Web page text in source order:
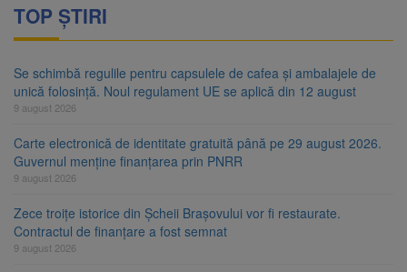
TOP ȘTIRI
Se schimbă regulile pentru capsulele de cafea și ambalajele de
unică folosință. Noul regulament UE se aplică din 12 august
9 august 2026
Carte electronică de identitate gratuită până pe 29 august 2026.
Guvernul menține finanțarea prin PNRR
9 august 2026
Zece troițe istorice din Șcheii Brașovului vor fi restaurate.
Contractul de finanțare a fost semnat
9 august 2026